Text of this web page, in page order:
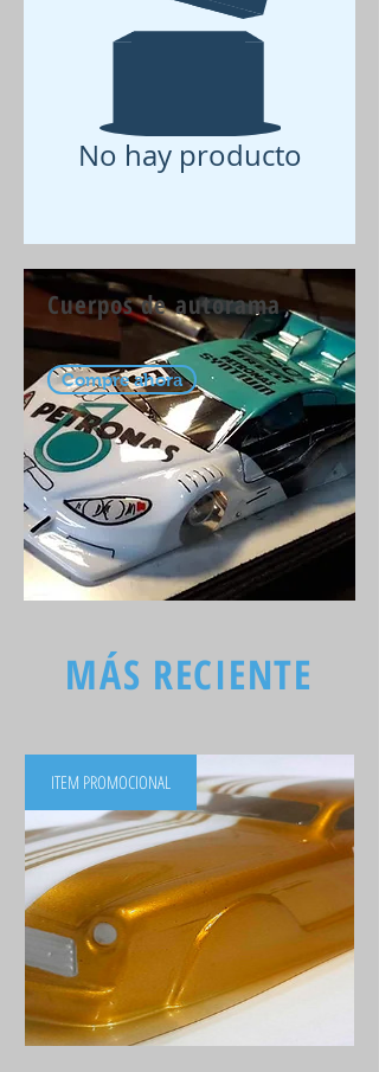
No hay producto
Compre ahora
Cuerpos de autorama
MÁS RECIENTE
ITEM PROMOCIONAL